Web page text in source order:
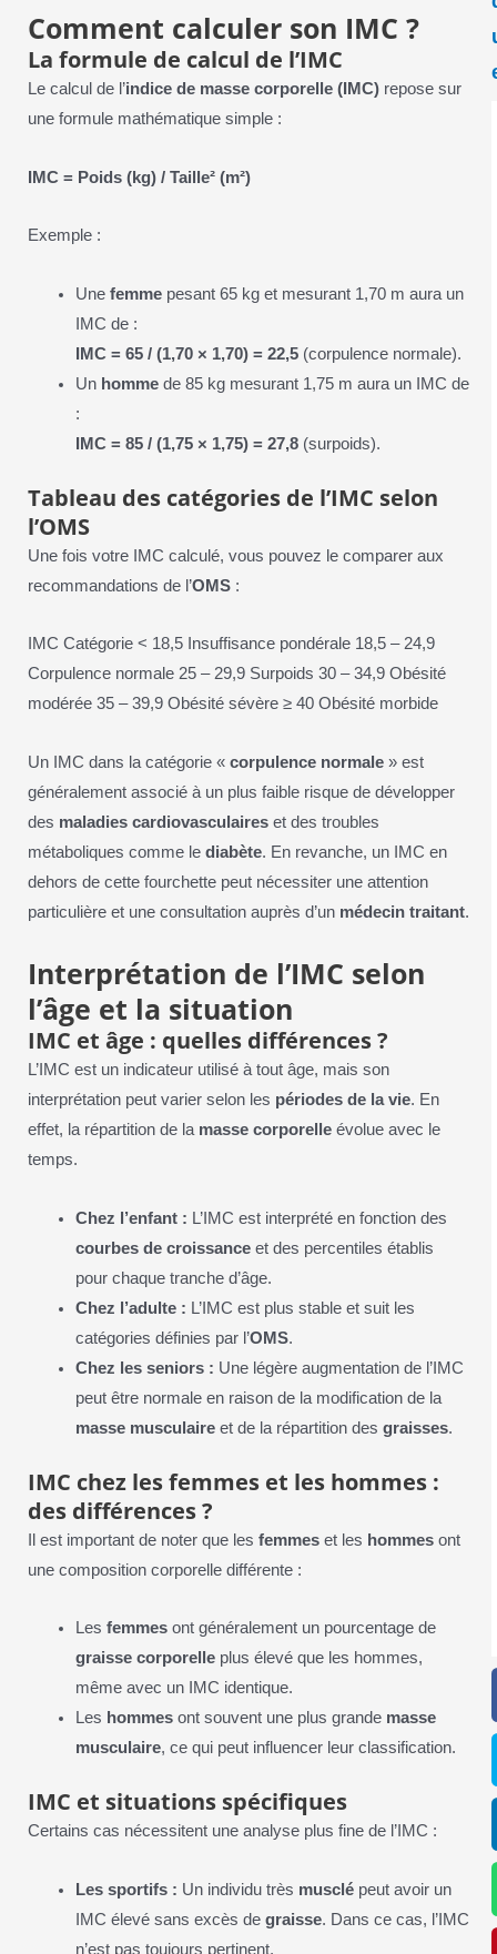
Comment calculer son IMC ?
La formule de calcul de l’IMC
Le calcul de l’indice de masse corporelle (IMC)repose sur
une formule mathématique simple :
IMC = Poids (kg) / Taille² (m²)
Exemple :
Unefemme pesant 65 kg et mesurant 1,70 m aura un
IMC de :
IMC = 65 / (1,70 × 1,70) = 22,5 (corpulence normale).
Un homme de 85 kg mesurant 1,75 m aura un IMC de
:
IMC = 85 / (1,75 × 1,75) = 27,8 (surpoids).
Tableau des catégories de l’IMC selon
l’OMS
Une fois votre IMC calculé, vous pouvez le comparer aux
recommandations de l’OMS:
IMC Catégorie < 18,5 Insuffisance pondérale 18,5 – 24,9
Corpulence normale 25 – 29,9 Surpoids 30 – 34,9 Obésité
modérée 35 – 39,9 Obésité sévère ≥ 40 Obésité morbide
Un IMC dans la catégorie « corpulence normale» est
généralement associé à un plus faible risque de développer
des maladies cardiovasculaireset des troubles
métaboliques comme le diabète. En revanche, un IMC en
dehors de cette fourchette peut nécessiter une attention
particulière et une consultation auprès d’un médecin traitant.
Interprétation de l’IMC selon
l’âge et la situation
IMC et âge : quelles différences ?
L’IMC est un indicateur utilisé à tout âge, mais son
interprétation peut varier selon les périodes de la vie. En
effet, la répartition de la masse corporelleévolue avec le
temps.
Chez l’enfant : L’IMC est interprété en fonction des
courbes de croissance et des percentiles établis
pour chaque tranche d’âge.
Chez l’adulte : L’IMC est plus stable et suit les
catégories définies par l’OMS.
Chez les seniors : Une légère augmentation de l’IMC
peut être normale en raison de la modification de la
masse musculaire et de la répartition desgraisses.
IMC chez les femmes et les hommes :
des différences ?
Il est important de noter que les femmeset les hommesont
une composition corporelle différente :
Lesfemmes ont généralement un pourcentage de
graisse corporelle plus élevé que les hommes,
même avec un IMC identique.
Les hommes ont souvent une plus grande masse
musculaire, ce qui peut influencer leur classification.
IMC et situations spécifiques
Certains cas nécessitent une analyse plus fine de l’IMC :
Les sportifs : Un individu très musclé peut avoir un
IMC élevé sans excès degraisse. Dans ce cas, l’IMC
n’est pas toujours pertinent.